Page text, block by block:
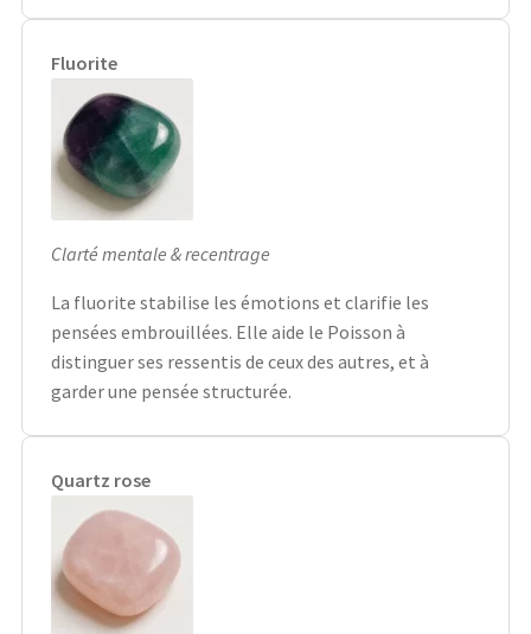
Fluorite
Clarté mentale & recentrage
La fluorite stabilise les émotions et clarifie les
pensées embrouillées. Elle aide le Poisson à
distinguer ses ressentis de ceux des autres, et à
garder une pensée structurée.
Quartz rose